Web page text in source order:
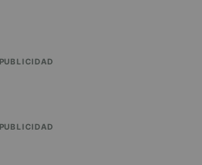
PUBLICIDAD
PUBLICIDAD